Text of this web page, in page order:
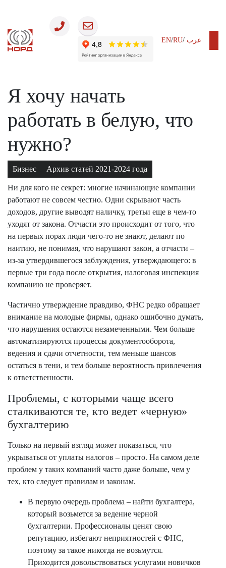
EN/RU/ عرب
Я хочу начать
работать в белую, что
нужно?
Бизнес Архив статей 2021-2024 года
Ни для кого не секрет: многие начинающие компании
работают не совсем честно. Одни скрывают часть
доходов, другие выводят наличку, третьи еще в чем-то
уходят от закона. Отчасти это происходит от того, что
на первых порах люди чего-то не знают, делают по
наитию, не понимая, что нарушают закон, а отчасти –
из-за утвердившегося заблуждения, утверждающего: в
первые три года после открытия, налоговая инспекция
компанию не проверяет.
Частично утверждение правдиво, ФНС редко обращает
внимание на молодые фирмы, однако ошибочно думать,
что нарушения остаются незамеченными. Чем больше
автоматизируются процессы документооборота,
ведения и сдачи отчетности, тем меньше шансов
остаться в тени, и тем больше вероятность привлечения
к ответственности.
Проблемы, с которыми чаще всего
сталкиваются те, кто ведет «черную»
бухгалтерию
Только на первый взгляд может показаться, что
укрываться от уплаты налогов – просто. На самом деле
проблем у таких компаний часто даже больше, чем у
тех, кто следует правилам и законам.
В первую очередь проблема – найти бухгалтера,
который возьмется за ведение черной
бухгалтерии. Профессионалы ценят свою
репутацию, избегают неприятностей с ФНС,
поэтому за такое никогда не возьмутся.
Приходится довольствоваться услугами новичков